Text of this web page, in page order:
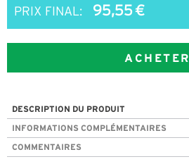
PRIX FINAL: 95,55 €
ACHETER
DESCRIPTION DU PRODUIT
INFORMATIONS COMPLÉMENTAIRES
COMMENTAIRES